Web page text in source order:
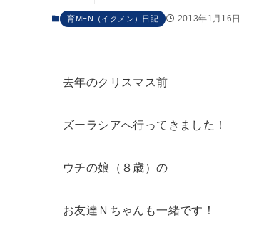
育MEN（イクメン）日記 2013年1月16日
去年のクリスマス前
ズーラシアへ行ってきました！
ウチの娘（８歳）の
お友達Ｎちゃんも一緒です！